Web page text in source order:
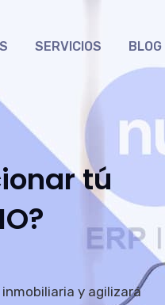
SERVICIOS BLOG
tú
inmobiliaria y agilizará